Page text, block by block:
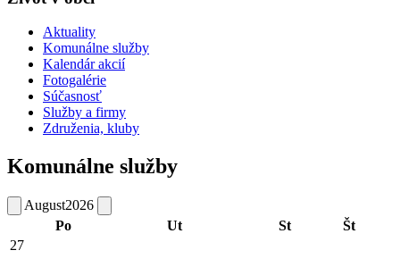
Aktuality
Komunálne služby
Kalendár akcií
Fotogalérie
Súčasnosť
Služby a firmy
Združenia, kluby
Komunálne služby
August2026
Po
Ut St
Št
27